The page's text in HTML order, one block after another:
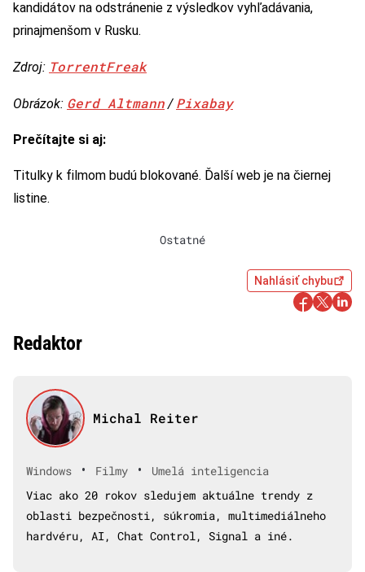
kandidátov na odstránenie z výsledkov vyhľadávania,
prinajmenšom v Rusku.
Zdroj: TorrentFreak
Obrázok: Gerd Altmann/ Pixabay
Prečítajte si aj:
Titulky k filmom budú blokované. Ďalší web je na čiernej
listine.
Ostatné
Nahlásiť chybu
Redaktor
Michal Reiter
Windows • Filmy •
Umelá inteligencia
Viac ako 20 rokov sledujem aktuálne trendy z
oblasti bezpečnosti, súkromia, multimediálneho
hardvéru, AI, Chat Control, Signal a iné.